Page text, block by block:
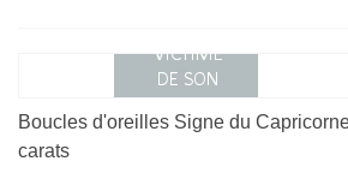
Boucles d'oreilles Signe du
carats